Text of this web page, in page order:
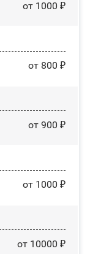
от 1000 ₽
от 800 ₽
от 900 ₽
от 1000 ₽
от 10000 ₽